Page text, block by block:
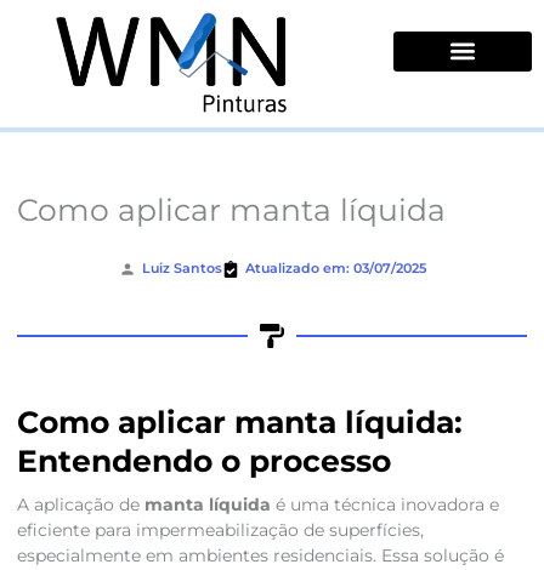
conteúdo
Como aplicar manta líquida
Luiz Santos Atualizado em: 03/07/2025
Como aplicar manta líquida:
Entendendo o processo
A aplicação de manta líquida é uma técnica inovadora e
eficiente para impermeabilização de superfícies,
especialmente em ambientes residenciais. Essa solução é